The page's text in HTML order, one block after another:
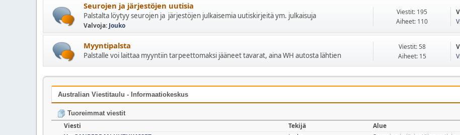
Seurojen ja järjestöjen uutisia
Palstalta löytyy seurojen ja järjestöjen julkaisemia uutiskirjeitä ym. julkaisuja
Valvoja: Jouko
Viestit: 195
Aiheet: 110
Myyntipalsta
Palstalle voi laittaa myyntiin tarpeettomaksi jääneet tavarat, aina WH autosta lähtien
Viestit: 58
Aiheet: 15
Australian Viestitaulu - Informaatiokeskus
Tuoreimmat viestit
Viesti Tekijä Alue